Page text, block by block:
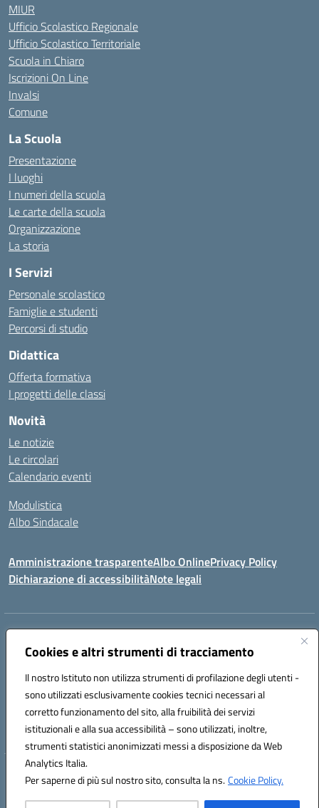
Cookies e altri strumenti di tracciamento
Il nostro Istituto non utilizza strumenti di profilazione degli utenti -
sono utilizzati esclusivamente cookies tecnici necessari al
corretto funzionamento del sito, alla fruibilità dei servizi
istituzionali e alla sua accessibilità – sono utilizzati, inoltre,
strumenti statistici anonimizzati messi a disposizione da Web
Analytics Italia.
Per saperne di più sul nostro sito, consulta la ns.Cookie Policy.
MIUR
Ufficio Scolastico Regionale
Ufficio Scolastico Territoriale
Scuola in Chiaro
Iscrizioni On Line
Invalsi
Comune
La Scuola
Presentazione
I luoghi
I numeri della scuola
Le carte della scuola
Organizzazione
La storia
I Servizi
Personale scolastico
Famiglie e studenti
Percorsi di studio
Didattica
Offerta formativa
I progetti delle classi
Novità
Le notizie
Le circolari
Calendario eventi
Modulistica
Albo Sindacale
Amministrazione trasparenteAlbo OnlinePrivacy Policy
Dichiarazione di accessibilitàNote legali
Indirizzo:
Centralino:0994722507 Email:TAIC873006@istruzione.it
Codice fiscale: 90279480736
Codice meccanografico:
TAIC873006
Codice unico di fatturazione (CUF): 488XBQ
Hosting & Powered by 3D Solution S.r.l.
Concept & Design by Designers Italia